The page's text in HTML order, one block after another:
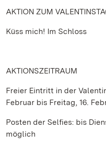
AKTION ZUM
Küss mich! Im Schloss
AKTIONSZEITRAUM
Freier Eintritt in der
Februar bis Freitag, 16.
Posten der Selfies: bis
möglich